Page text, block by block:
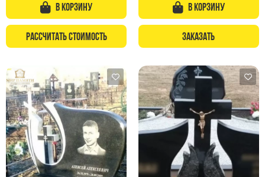
В корзину
Рассчитать стоимость
В корзину
Заказать